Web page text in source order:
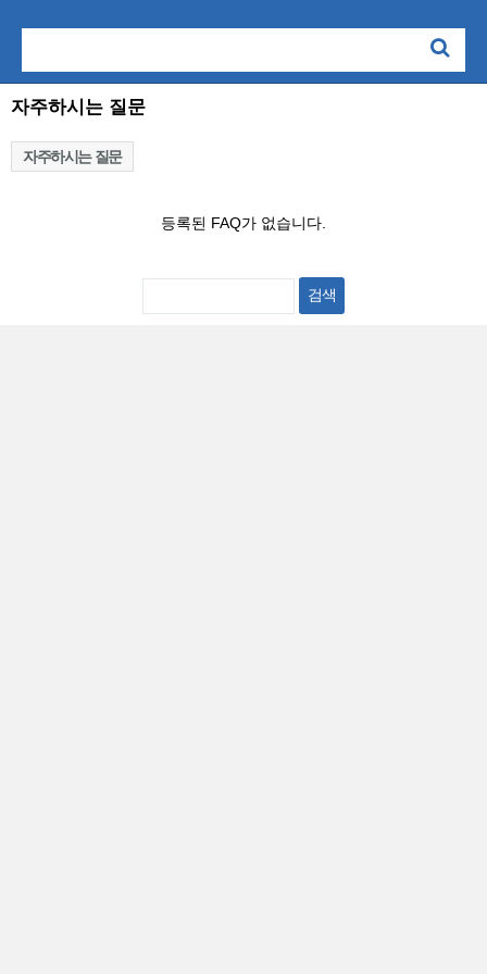
자주하시는 질문
자주하시는 질문
등록된 FAQ가 없습니다.